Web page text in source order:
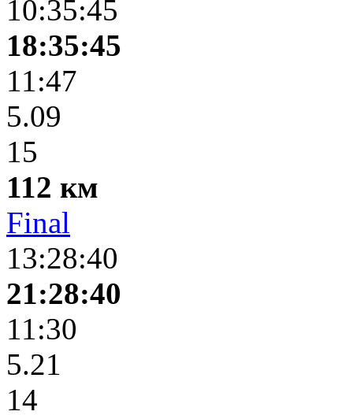
10:35:45
18:35:45
11:47
5.09
15
112 км
Final
13:28:40
21:28:40
11:30
5.21
14